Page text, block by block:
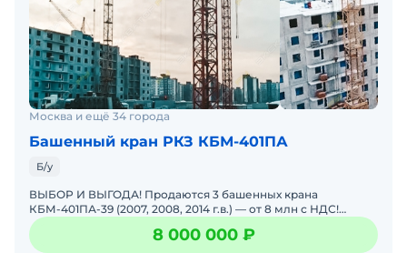
Москва и ещё 34 города
Башенный кран РКЗ КБМ-401ПА
Б/у
ВЫБОР И ВЫГОДА! Продаются 3 башенных крана
КБМ-401ПА-39 (2007, 2008, 2014 г.в.) — от 8 млн с НДС!
СУПЕРПРЕДЛОЖЕНИЕ ДЛЯ СТРОЙКИ! Даём возможность
выбора и
8 000 000 ₽